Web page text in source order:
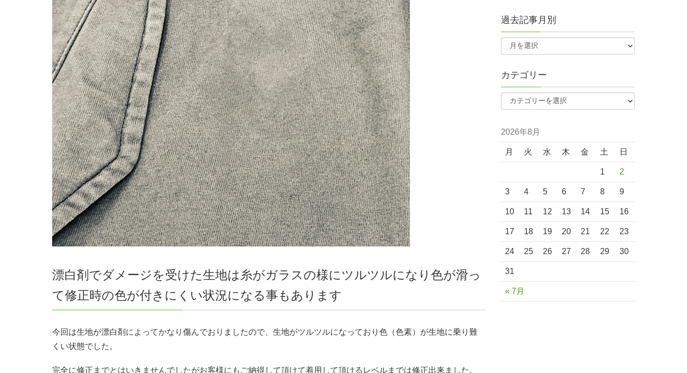
漂白剤でダメージを受けた生地は糸がガラスの様にツルツルになり色が滑っ
て修正時の色が付きにくい状況になる事もあります
今回は生地が漂白剤によってかなり傷んでおりましたので、生地がツルツルになっており色（色素）が生地に乗り難
くい状態でした。
完全に修正までとはいきませんでしたがお客様にもご納得して頂けて着用して頂けるレベルまでは修正出来ました。
過去記事月別
カテゴリー
2026年8月
月 火 水 木 金 土 日
« 7月
1 2
3 4 5 6 7 8 9
10 11 12 13 14 15 16
17 18 19 20 21 22 23
24 25 26 27 28 29 30
31